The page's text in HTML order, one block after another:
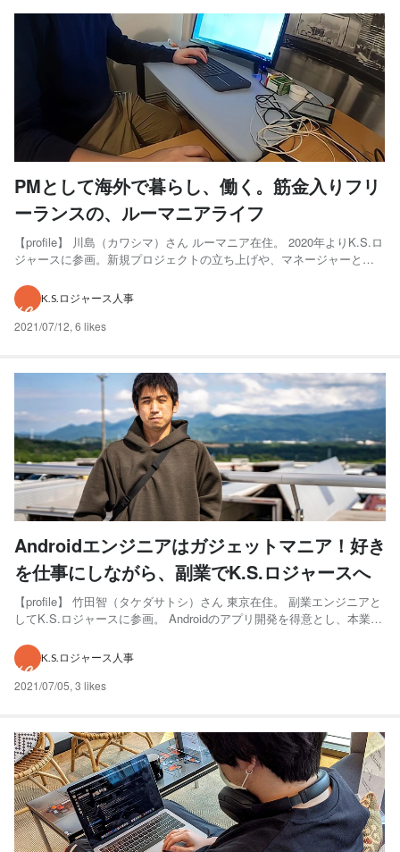
PMとして海外で暮らし、働く。筋金入りフリ
ーランスの、ルーマニアライフ
【profile】 川島（カワシマ）さん ルーマニア在住。 2020年よりK.S.ロ
ジャースに参画。新規プロジェクトの立ち上げや、マネージャーとし
く働きやすい、ルーマニアの暮らし ー川島さんは現在ルーマニアにお
住まいとのことですが… ルーマニアの...
K.S.ロジャース人事
2021/07/12, 6 likes
Androidエンジニアはガジェットマニア！好き
を仕事にしながら、副業でK.S.ロジャースへ
【profile】 竹田智（タケダサトシ）さん 東京在住。 副業エンジニアと
してK.S.ロジャースに参画。 Androidのアプリ開発を得意とし、本業で
だのはK.S.ロジャース ー本業の会社公認で、副業としてK.S.ロジャー
スに参画されてい...
K.S.ロジャース人事
2021/07/05,3 likes